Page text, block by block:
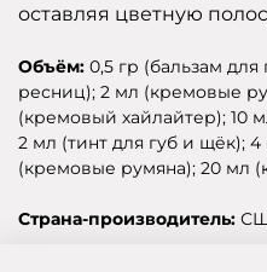
оставляя цветную
Объём: 0,5 гр (бальзам для
ресниц); 2 мл (кремовые
(кремовый хайлайтер);
2 мл (тинт для губ и щёк);
(кремовые румяна); 20 мл
Страна-производитель: